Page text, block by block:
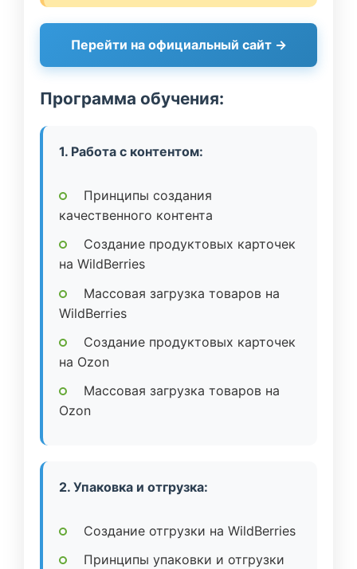
Перейти на официальный сайт →
Программа обучения:
1. Работа с контентом:
Принципы создания
качественного контента
Создание продуктовых карточек
на WildBerries
Массовая загрузка товаров на
WildBerries
Создание продуктовых карточек
на Ozon
Массовая загрузка товаров на
Ozon
2. Упаковка и отгрузка:
Создание отгрузки на WildBerries
Принципы упаковки и отгрузки